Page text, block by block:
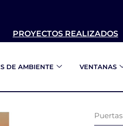
PROYECTOS REALIZADOS
DE AMBIENTE VENTANAS